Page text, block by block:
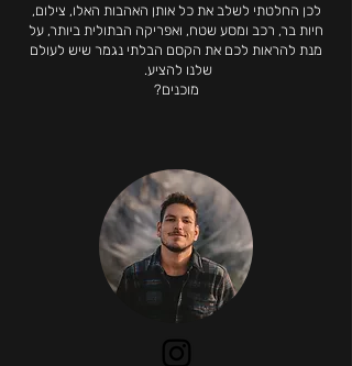
לכן החלטתי לשלב את כל אותן האהבות האלו, צילום,
חיות בר, רכב ומסע שטח, ואפריקה הבתולית ביותר, על
מנת להראות לכם את הקסם הבלתי נגמר שיש לעולם
שלנו להציע.
מוכנים?